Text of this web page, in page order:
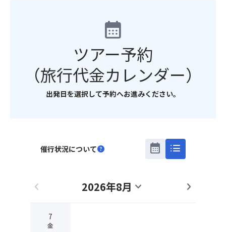
calendar_month
ツアー予約
（旅行代金カレンダー）
出発日を選択して予約へお進みください。
催行状況についてhelp calendar_month list
chevron_left 2026年8月 expand_more chevron_right
7
金